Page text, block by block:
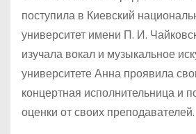
поступила в Киевский
университет имени П. И.
изучала вокал и музыкальное
университете Анна проявила
концертная исполнительница и
оценки от своих преподавателей.